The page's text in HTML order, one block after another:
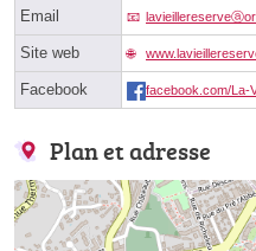
Email
Site web
Facebook facebook.com/La-
Plan et adresse